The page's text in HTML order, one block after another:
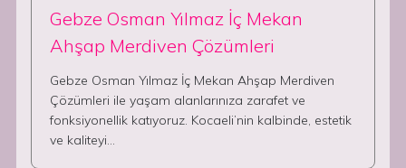
Gebze Osman Yılmaz İç Mekan
Ahşap Merdiven Çözümleri
Gebze Osman Yılmaz İç Mekan Ahşap Merdiven
Çözümleri ile yaşam alanlarınıza zarafet ve
fonksiyonellik katıyoruz. Kocaeli’nin kalbinde, estetik
ve kaliteyi…